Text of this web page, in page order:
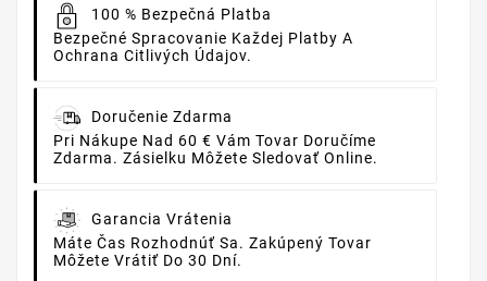
100 % Bezpečná Platba
Bezpečné Spracovanie Každej Platby A
Ochrana Citlivých Údajov.
Doručenie Zdarma
Pri Nákupe Nad 60 € Vám Tovar Doručíme
Zdarma. Zásielku Môžete Sledovať Online.
Garancia Vrátenia
Máte Čas Rozhodnúť Sa. Zakúpený Tovar
Môžete Vrátiť Do 30 Dní.